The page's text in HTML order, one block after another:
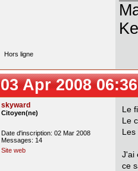
Hors ligne
03 Apr 2008
skyward
Citoyen(ne)
Date d'inscription: 02 Mar 2008
Messages: 14
Site web
Le
Le
Les
J'ai
ce